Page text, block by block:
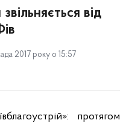
від
2017 року о 15:57
протягом